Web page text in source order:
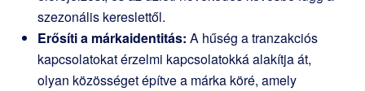
szezonális kereslettől.
Erősíti a márkaidentitás: A hűség a tranzakciós
kapcsolatokat érzelmi kapcsolatokká alakítja át,
olyan közösséget építve a márka köré, amely